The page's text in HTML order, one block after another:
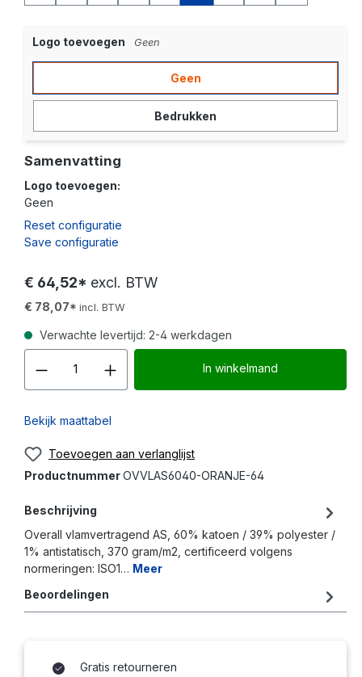
Logo toevoegen Geen
Geen
Bedrukken
Samenvatting
Logo toevoegen:
Geen
Reset configuratie
Save configuratie
€ 64,52* excl. BTW
€ 78,07* incl. BTW
Verwachte levertijd: 2-4 werkdagen
Producthoeveelheid:
In winkelmand
Bekijk maattabel
Toevoegen aan verlanglijst
ProductnummerOVVLAS6040-ORANJE-64
Beschrijving
Overall vlamvertragend AS, 60% katoen / 39% polyester /
1% antistatisch, 370 gram/m2, certificeerd volgens
normeringen: ISO1… Meer
Beoordelingen
Gratis retourneren